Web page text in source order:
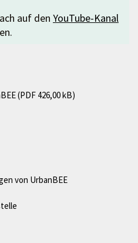
auf den YouTube-Kanal
(PDF 426,00 kB)
von UrbanBEE